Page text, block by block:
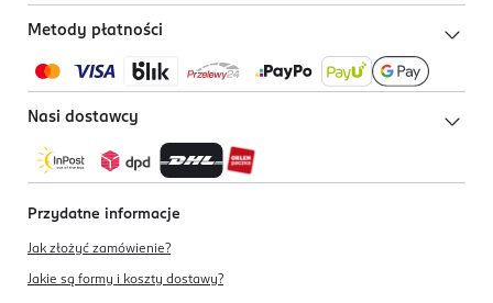
Metody płatności
Nasi dostawcy
Przydatne informacje
Jak złożyć zamówienie?
Jakie są formy i koszty dostawy?